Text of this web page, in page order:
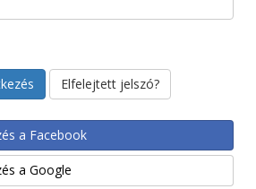
Elfelejtett jelszó?
a Facebook
a Google